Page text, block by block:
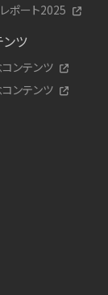
ポート2025
ツ
ンテンツ
ンテンツ